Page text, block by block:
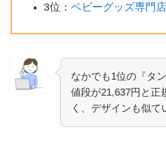
3位： ベビーグッズ専門店
なかでも1位の『タ
値段が21,637円と正
く、デザインも似て